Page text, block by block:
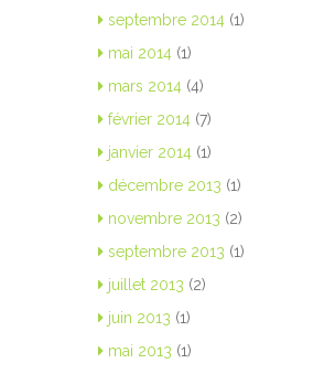
septembre 2014 (1)
mai 2014 (1)
mars 2014 (4)
février 2014 (7)
janvier 2014 (1)
décembre 2013 (1)
novembre 2013 (2)
septembre 2013 (1)
juillet 2013 (2)
juin 2013 (1)
mai 2013 (1)